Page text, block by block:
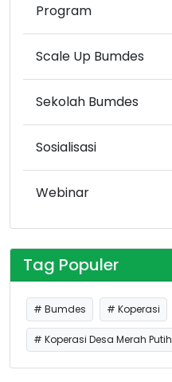
Program
Scale Up Bumdes
Sekolah Bumdes
Sosialisasi
Webinar
Tag Populer
# Bumdes # Koperasi
# Koperasi Desa Merah Putih